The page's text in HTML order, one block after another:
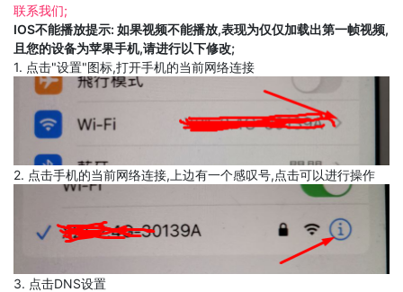
联系我们;
IOS不能播放提示: 如果视频不能播放,表现为仅仅加载出第一帧视频,
且您的设备为苹果手机,请进行以下修改;
1. 点击"设置"图标,打开手机的当前网络连接
2. 点击手机的当前网络连接,上边有一个感叹号,点击可以进行操作
3. 点击DNS设置